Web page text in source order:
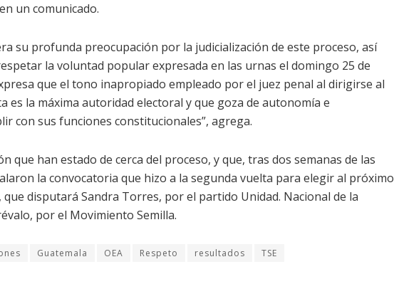
un comunicado.
su profunda preocupación por la judicialización de este proceso, así
la voluntad popular expresada en las urnas el domingo 25 de
que el tono inapropiado empleado por el juez penal al dirigirse al
es la máxima autoridad electoral y que goza de autonomía e
con sus funciones constitucionales”, agrega.
que han estado de cerca del proceso, y que, tras dos semanas de las
la convocatoria que hizo a la segunda vuelta para elegir al próximo
que disputará Sandra Torres, por el partido Unidad. Nacional de la
por el Movimiento Semilla.
Guatemala OEA Respeto resultados TSE